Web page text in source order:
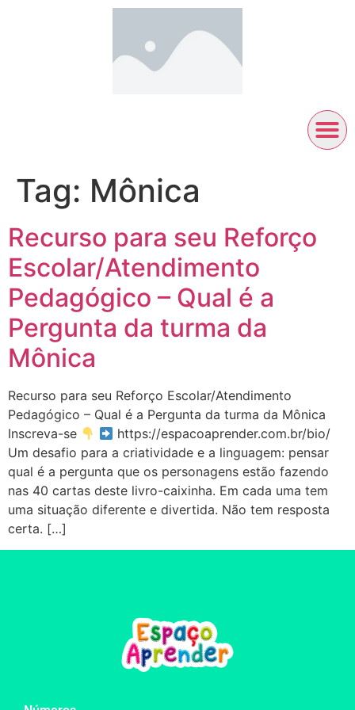
Tag: Mônica
Recurso para seu Reforço
Escolar/Atendimento
Pedagógico – Qual é a
Pergunta da turma da
Mônica
Recurso para seu Reforço Escolar/Atendimento
Pedagógico – Qual é a Pergunta da turma da Mônica
Inscreva-se
https://espacoaprender.com.br/bio/
Um desafio para a criatividade e a linguagem: pensar
qual é a pergunta que os personagens estão fazendo
nas 40 cartas deste livro-caixinha. Em cada uma tem
uma situação diferente e divertida. Não tem resposta
certa. […]